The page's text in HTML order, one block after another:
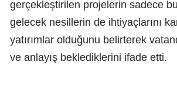
gerçekleştirilen projelerin sadece
gelecek nesillerin de ihtiyaçlarını
yatırımlar olduğunu belirterek
ve anlayış beklediklerini ifade etti.